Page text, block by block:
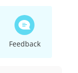
Feedback